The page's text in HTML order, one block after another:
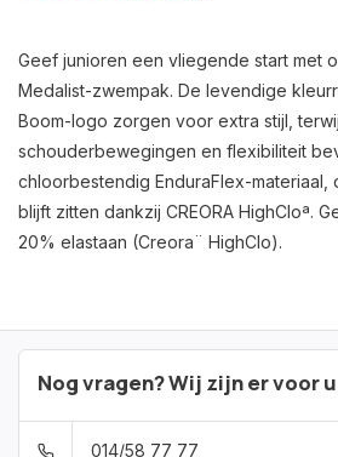
Geef junioren een vliegende start met
Medalist-zwempak. De levendige
Boom-logo zorgen voor extra stijl,
schouderbewegingen en flexibiliteit
chloorbestendig EnduraFlex-materiaal,
blijft zitten dankzij CREORA HighCloª.
20% elastaan (Creora¨ HighClo).
Nog vragen? Wij zijn er voor
014/58 77 77